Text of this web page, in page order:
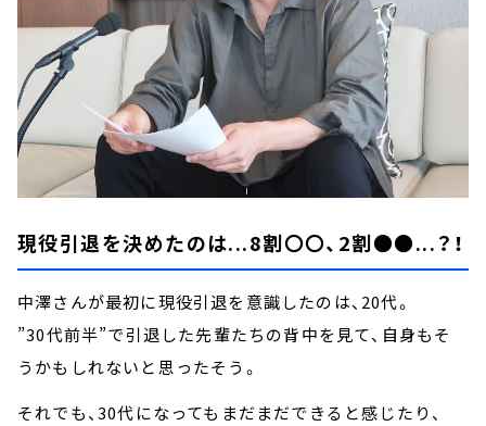
現役引退を決めたのは...8割〇〇、2割●●...？！
中澤さんが最初に現役引退を意識したのは、20代。
”30代前半”で引退した先輩たちの背中を見て、自身もそ
うかもしれないと思ったそう。
それでも、30代になってもまだまだできると感じたり、